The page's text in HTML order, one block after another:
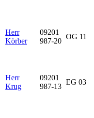
Herr
Körber
09201
987-20
OG 11
Herr
Krug
09201
987-13
EG 03